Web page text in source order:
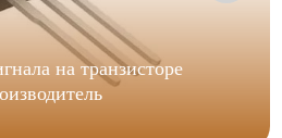
на транзисторе